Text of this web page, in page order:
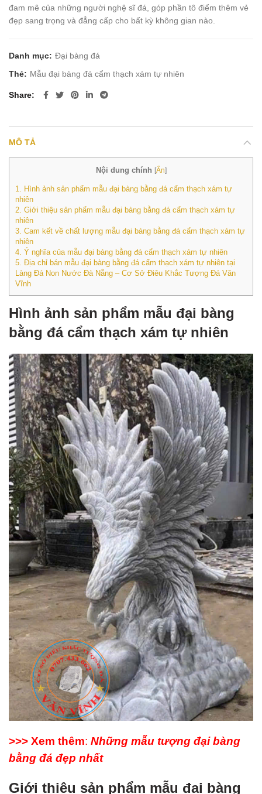
đam mê của những người nghệ sĩ đá, góp phần tô điểm thêm vẻ
đẹp sang trọng và đẳng cấp cho bất kỳ không gian nào.
Danh mục: Đại bàng đá
Thẻ: Mẫu đại bàng đá cẩm thạch xám tự nhiên
Share
MÔ TẢ
Nội dung chính [Ẩn]
1. Hình ảnh sản phẩm mẫu đại bàng bằng đá cẩm thạch xám tự
nhiên
2. Giới thiệu sản phẩm mẫu đại bàng bằng đá cẩm thạch xám tự
nhiên
3. Cam kết về chất lượng mẫu đại bàng bằng đá cẩm thạch xám tự
nhiên
4. Ý nghĩa của mẫu đại bàng bằng đá cẩm thạch xám tự nhiên
5. Địa chỉ bán mẫu đại bàng bằng đá cẩm thạch xám tự nhiên tại
Làng Đá Non Nước Đà Nẵng – Cơ Sở Điêu Khắc Tượng Đá Văn
Vĩnh
Hình ảnh sản phẩm mẫu đại bàng
bằng đá cẩm thạch xám tự nhiên
>>> Xem thêm: Những mẫu tượng đại bàng
bằng đá đẹp nhất
Giới thiệu sản phẩm mẫu đại bàng